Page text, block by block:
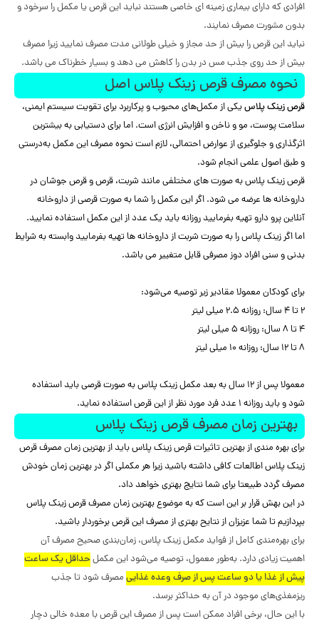
افرادی که دارای بیماری زمینه ای خاصی هستند نباید این قرص یا مکمل را سرخود و
بدون مشورت مصرف نمایند.
نباید این قرص را بیش از حد مجاز و خیلی طولانی مدت مصرف نمایید زیرا مصرف
بیش از حد روی جذب مس در بدن را کاهش می دهد و بسیار خطرناک می باشد.
نحوه مصرف قرص زینک پلاس اصل
قرص زینک پلاسیکی از مکمل‌های محبوب و پرکاربرد برای تقویت سیستم ایمنی،
سلامت پوست، مو و ناخن و افزایش انرژی است. اما برای دستیابی به بیشترین
اثرگذاری و جلوگیری از عوارض احتمالی، لازم است نحوه مصرف این مکمل به‌درستی
و طبق اصول علمی انجام شود.
قرص زینک پلاس به صورت های مختلفی مانند شربت، قرص و قرص جوشان در
داروخانه ها عرضه می شود. اگر این مکمل را شما به صورت قرصی از داروخانه
آنلاین پرو دارو تهیه بفرمایید روزانه باید یک عدد از این مکمل استفاده نمایید.
اما اگر زینک پلاس را به صورت شربت از داروخانه ها تهیه بفرمایید وابسته به شرایط
بدنی و سنی افراد دوز مصرفی قابل متغییر می باشد.
برای کودکان معمولا مقادیر زیر توصیه می‌شود:
2 تا 4 سال: روزانه 2.5 میلی لیتر
4 تا 8 سال: روزانه 5 میلی لیتر
8 تا 12 سال: روزانه 10 میلی لیتر
معمولا پس از ۱۲ سال به بعد مکمل زینک پلاس به صورت قرصی باید استفاده
شود و باید روزانه ۱ عدد فرد مورد نظر از این قرص استفاده نماید.
بهترین زمان مصرف قرص زینک پلاس
برای بهره مندی از بهترین تاثیرات قرص زینک پلاس باید از بهترین زمان مصرف قرص
زینک پلاس اطالعات کافی داشته باشید زیرا هر مکملی اگر در بهترین زمان خودش
مصرف گردد طبیعتا برای شما نتایج بهتری خواهد داد.
در این بهش قرار بر این است که به موضوع بهترین زمان مصرف قرص زینک پلاس
بپردازیم تا شما عزیزان از نتایح بهتری از مصرف این قرص برخوردار باشید.
برای بهره‌مندی کامل از فواید مکمل زینک پلاس، زمان‌بندی صحیح مصرف آن
اهمیت زیادی دارد. به‌طور معمول، توصیه می‌شود این مکمل حداقل یک ساعت
پیش از غذا یا دو ساعت پس از صرف وعده غذایی مصرف شود تا جذب
ریزمغذی‌های موجود در آن به حداکثر برسد.
با این حال، برخی افراد ممکن است پس از مصرف این قرص با معده خالی دچار